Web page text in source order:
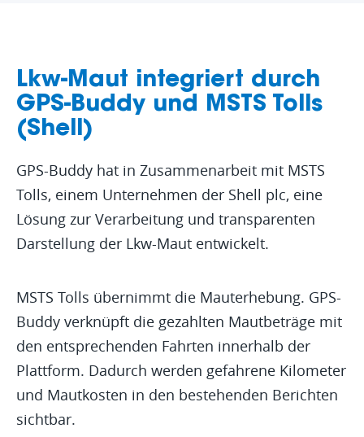
Lkw-Maut integriert durch
GPS-Buddy und MSTS Tolls
(Shell)
GPS-Buddy hat in Zusammenarbeit mit MSTS
Tolls, einem Unternehmen der Shell plc, eine
Lösung zur Verarbeitung und transparenten
Darstellung der Lkw-Maut entwickelt.
MSTS Tolls übernimmt die Mauterhebung. GPS-
Buddy verknüpft die gezahlten Mautbeträge mit
den entsprechenden Fahrten innerhalb der
Plattform. Dadurch werden gefahrene Kilometer
und Mautkosten in den bestehenden Berichten
sichtbar.